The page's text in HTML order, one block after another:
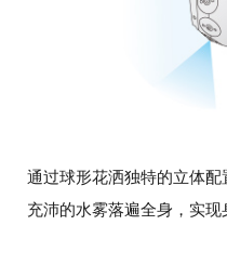
通过球形花洒独特的立体配
充沛的水雾落遍全身，实现